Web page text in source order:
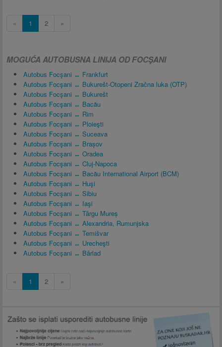
« 1 2 »
MOGUĆA AUTOBUSNA LINIJA OD FOCŞANI
Autobus Focşani ↔ Frankfurt
Autobus Focşani ↔ Bukurešt-Otopeni Zračna luka (OTP)
Autobus Focşani ↔ Bukurešt
Autobus Focşani ↔ Bacău
Autobus Focşani ↔ Rim
Autobus Focşani ↔ Ploieşti
Autobus Focşani ↔ Suceava
Autobus Focşani ↔ Brașov
Autobus Focşani ↔ Oradea
Autobus Focşani ↔ Cluj-Napoca
Autobus Focşani ↔ Bacău International Airport (BCM)
Autobus Focşani ↔ Huşi
Autobus Focşani ↔ Sibiu
Autobus Focşani ↔ Iaşi
Autobus Focşani ↔ Târgu Mureș
Autobus Focşani ↔ Alexandria, Rumunjska
Autobus Focşani ↔ Temišvar
Autobus Focşani ↔ Urecheşti
Autobus Focşani ↔ Bârlad
« 1 2 »